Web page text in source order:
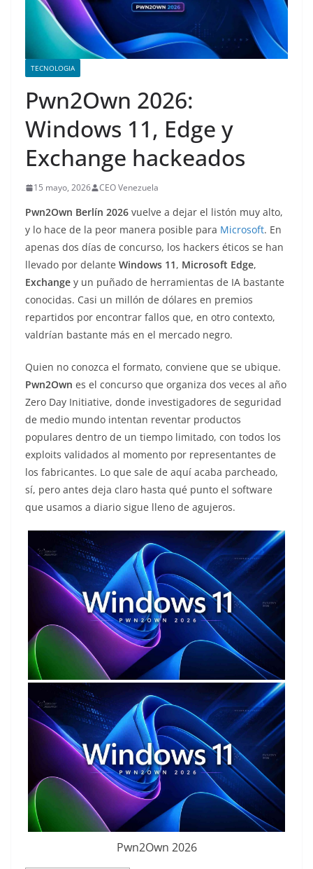
TECNOLOGIA
Pwn2Own 2026:
Windows 11, Edge y
Exchange hackeados
15 mayo, 2026 CEO Venezuela
Pwn2Own Berlín 2026 vuelve a dejar el listón muy alto,
y lo hace de la peor manera posible para Microsoft. En
apenas dos días de concurso, los hackers éticos se han
llevado por delante Windows 11, Microsoft Edge,
Exchange y un puñado de herramientas de IA bastante
conocidas. Casi un millón de dólares en premios
repartidos por encontrar fallos que, en otro contexto,
valdrían bastante más en el mercado negro.
Quien no conozca el formato, conviene que se ubique.
Pwn2Own es el concurso que organiza dos veces al año
Zero Day Initiative, donde investigadores de seguridad
de medio mundo intentan reventar productos
populares dentro de un tiempo limitado, con todos los
exploits validados al momento por representantes de
los fabricantes. Lo que sale de aquí acaba parcheado,
sí, pero antes deja claro hasta qué punto el software
que usamos a diario sigue lleno de agujeros.
Pwn2Own 2026